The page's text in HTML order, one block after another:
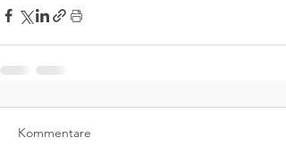
Kommentare